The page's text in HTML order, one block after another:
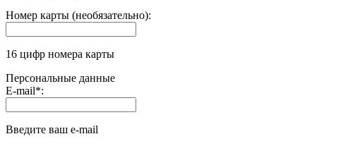
Номер карты (необязательно):
16 цифр номера карты
Персональные данные
E-mail*:
Введите ваш e-mail